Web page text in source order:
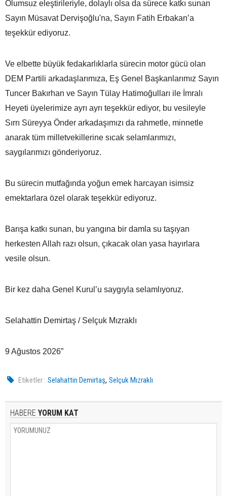
Olumsuz eleştirileriyle, dolaylı olsa da sürece katkı sunan
Sayın Müsavat Dervişoğlu'na, Sayın Fatih Erbakan’a
teşekkür ediyoruz.
Ve elbette büyük fedakarlıklarla sürecin motor gücü olan
DEM Partili arkadaşlarımıza, Eş Genel Başkanlarımız Sayın
Tuncer Bakırhan ve Sayın Tülay Hatimoğulları ile İmralı
Heyeti üyelerimize ayrı ayrı teşekkür ediyor, bu vesileyle
Sırrı Süreyya Önder arkadaşımızı da rahmetle, minnetle
anarak tüm milletvekillerine sıcak selamlarımızı,
saygılarımızı gönderiyoruz.
Bu sürecin mutfağında yoğun emek harcayan isimsiz
emektarlara özel olarak teşekkür ediyoruz.
Barışa katkı sunan, bu yangına bir damla su taşıyan
herkesten Allah razı olsun, çıkacak olan yasa hayırlara
vesile olsun.
Bir kez daha Genel Kurul’u saygıyla selamlıyoruz.
Selahattin Demirtaş / Selçuk Mızraklı
9 Ağustos 2026”
Etiketler : Selahattin Demirtaş,Selçuk Mızraklı
HABERE YORUM KAT